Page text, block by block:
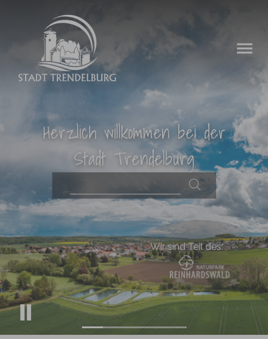
Herzlich willkommen bei der
Stadt Trendelburg
Wir sind Teil des: